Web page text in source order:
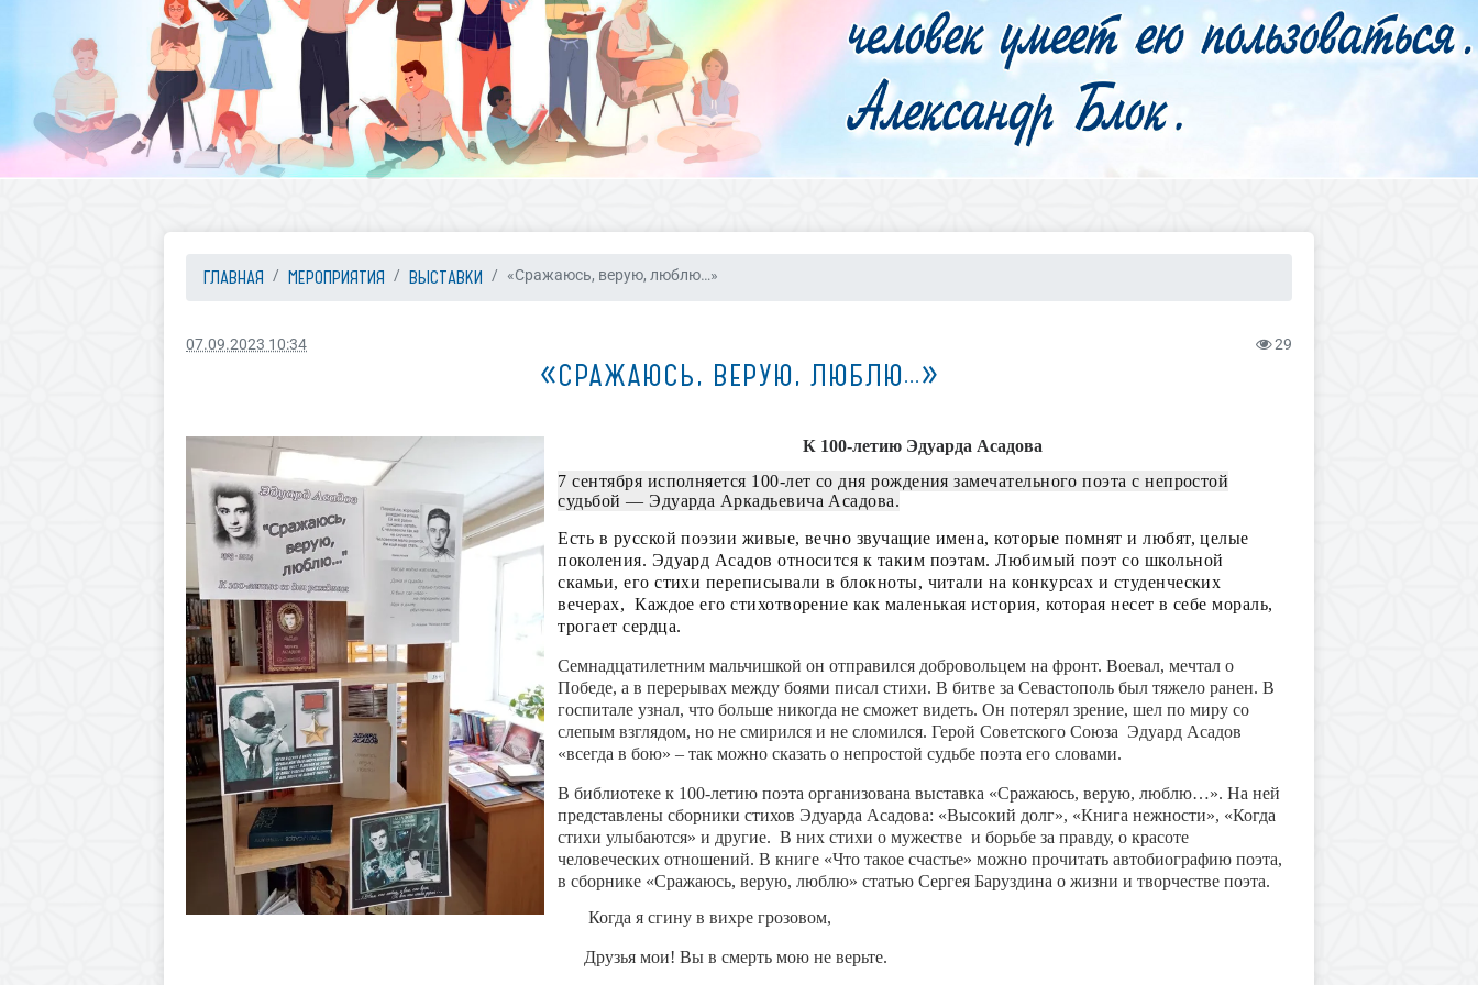
ГЛАВНАЯ МЕРОПРИЯТИЯ ВЫСТАВКИ «Сражаюсь, верую, люблю…»
07.09.2023 10:34 29
«СРАЖАЮСЬ, ВЕРУЮ, ЛЮБЛЮ…»
К 100-летию Эдуарда Асадова
7 сентября исполняется 100-лет со дня рождения замечательного поэта с непростой
судьбой — Эдуарда Аркадьевича Асадова.
Есть в русской поэзии живые, вечно звучащие имена, которые помнят и любят, целые
поколения. Эдуард Асадов относится к таким поэтам. Любимый поэт со школьной
скамьи, его стихи переписывали в блокноты, читали на конкурсах и студенческих
вечерах, Каждое его стихотворение как маленькая история, которая несет в себе мораль,
трогает сердца.
Семнадцатилетним мальчишкой он отправился добровольцем на фронт. Воевал, мечтал о
Победе, а в перерывах между боями писал стихи. В битве за Севастополь был тяжело ранен. В
госпитале узнал, что больше никогда не сможет видеть. Он потерял зрение, шел по миру со
слепым взглядом, но не смирился и не сломился. Герой Советского Союза Эдуард Асадов
«всегда в бою» – так можно сказать о непростой судьбе поэта его словами.
В библиотеке к 100-летию поэта организована выставка «Сражаюсь, верую, люблю…». На ней
представлены сборники стихов Эдуарда Асадова: «Высокий долг», «Книга нежности», «Когда
стихи улыбаются» и другие. В них стихи о мужестве и борьбе за правду, о красоте
человеческих отношений. В книге «Что такое счастье» можно прочитать автобиографию поэта,
в сборнике «Сражаюсь, верую, люблю» статью Сергея Баруздина о жизни и творчестве поэта.
Когда я сгину в вихре грозовом,
Друзья мои! Вы в смерть мою не верьте.